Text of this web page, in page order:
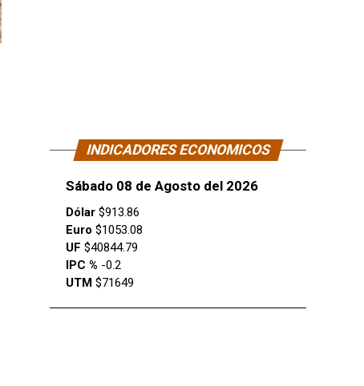
INDICADORES ECONOMICOS
Sábado 08 de Agosto del 2026
Dólar $913.86
Euro $1053.08
UF $40844.79
IPC % -0.2
UTM $71649